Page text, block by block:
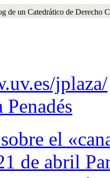
de un Catedrático de Derecho
jplaza/
el
de abril